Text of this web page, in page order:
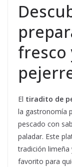
fresco
El tiradito de
la gastronomía
pescado con
paladar. Este
tradición limeña
favorito para